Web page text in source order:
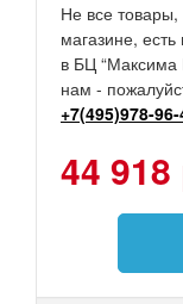
Не все
магазине,
в БЦ “Максима
нам -
+7(495)978-
44